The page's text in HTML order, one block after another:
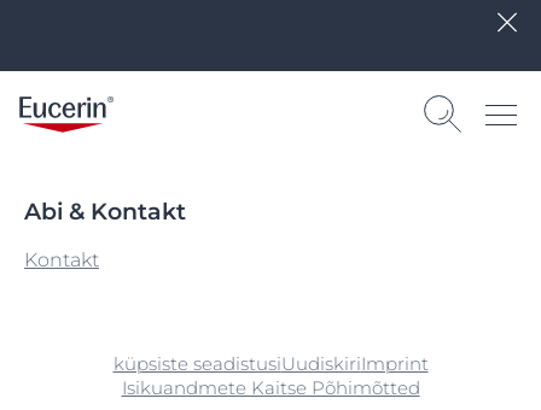
Abi & Kontakt
Kontakt
küpsiste seadistusiUudiskiriImprint
Isikuandmete Kaitse Põhimõtted